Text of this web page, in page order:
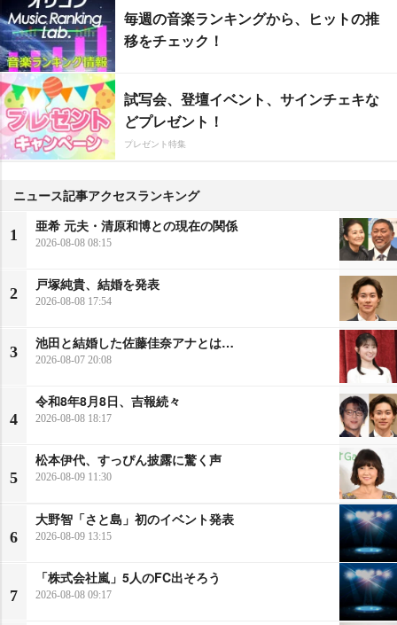
毎週の音楽ランキングから、ヒットの推
移をチェック！
試写会、登壇イベント、サインチェキな
どプレゼント！
プレゼント特集
ニュース記事アクセスランキング
1
亜希 元夫・清原和博との現在の関係
2026-08-08 08:15
2
戸塚純貴、結婚を発表
2026-08-08 17:54
3
池田と結婚した佐藤佳奈アナとは…
2026-08-07 20:08
4
令和8年8月8日、吉報続々
2026-08-08 18:17
5
松本伊代、すっぴん披露に驚く声
2026-08-09 11:30
6
大野智「さと島」初のイベント発表
2026-08-09 13:15
7
「株式会社嵐」5人のFC出そろう
2026-08-08 09:17